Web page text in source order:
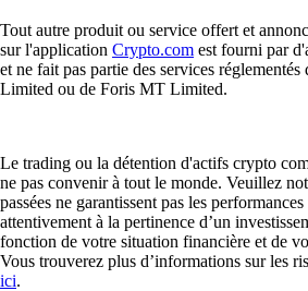
Tout autre produit ou service offert et
sur l'application Crypto.com est fourni par
et ne fait pas partie des services
Limited ou de Foris MT Limited.
Le trading ou la détention d'actifs crypto
ne pas convenir à tout le monde. Veuillez
passées ne garantissent pas les
attentivement à la pertinence d’un
fonction de votre situation financière et de
Vous trouverez plus d’informations sur les
ici.